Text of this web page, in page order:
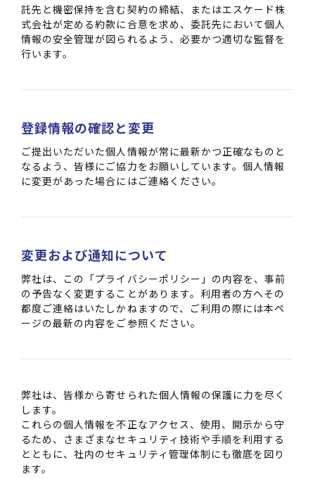
託先と機密保持を含む契約の締結、またはエスケード株
式会社が定める約款に合意を求め、委託先において個人
情報の安全管理が図られるよう、必要かつ適切な監督を
行います。
登録情報の確認と変更
ご提出いただいた個人情報が常に最新かつ正確なものと
なるよう、皆様にご協力をお願いしています。個人情報
に変更があった場合にはご連絡ください。
変更および通知について
弊社は、この「プライバシーポリシー」の内容を、事前
の予告なく変更することがあります。利用者の方へその
都度ご連絡はいたしかねますので、ご利用の際には本ペ
ージの最新の内容をご参照ください。
弊社は、皆様から寄せられた個人情報の保護に力を尽く
します。
これらの個人情報を不正なアクセス、使用、開示から守
るため、さまざまなセキュリティ技術や手順を利用する
とともに、社内のセキュリティ管理体制にも徹底を図り
ます。